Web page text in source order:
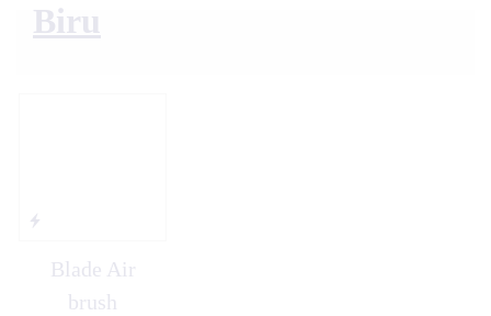
Biru
Blade Air
brush